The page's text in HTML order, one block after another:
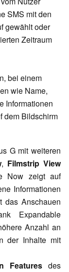
SMS mit den
gewählt oder
Zeitraum
bei einem
wie Name,
Informationen
dem Bildschirm
G mit weiteren
, Filmstrip View
Now zeigt auf
Informationen
das Anschauen
Expandable
Anzahl an
der Inhalte mit
Featuresdes